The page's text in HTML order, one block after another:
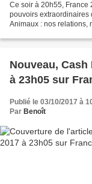
Ce soir à 20h55, France
pouvoirs extraordinaires
Animaux : nos relations,
Nouveau,
à 23h05 sur
Publié le 03/10/2017 à
Par Benoît